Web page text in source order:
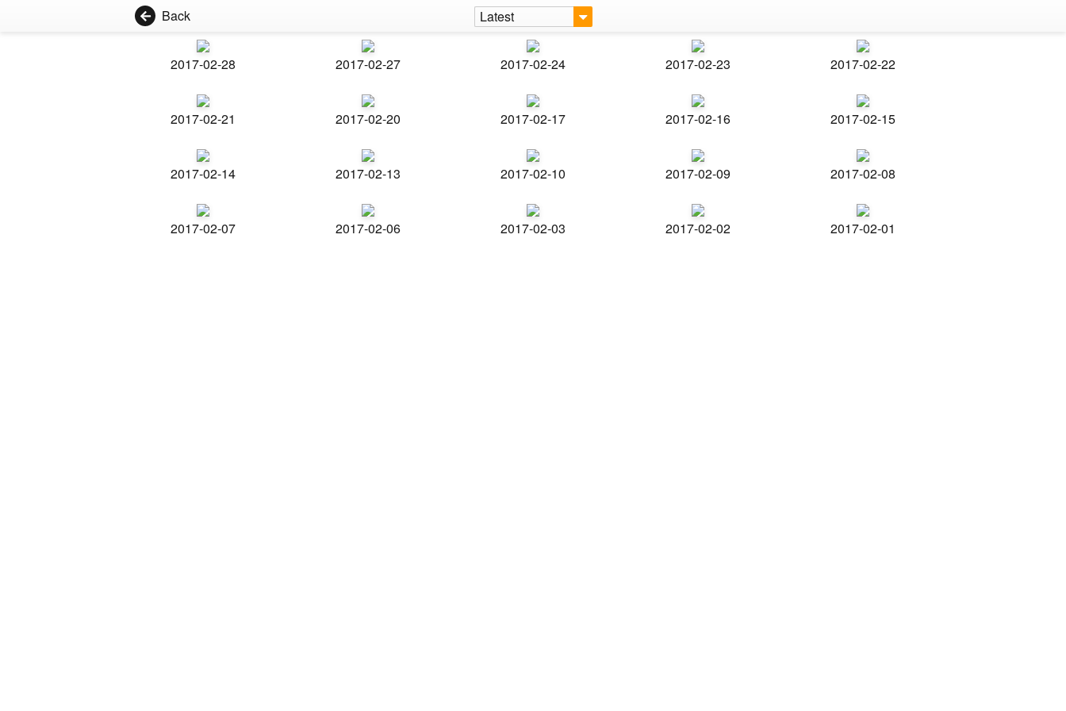
Back Latest
2017-02-28 2017-02-27 2017-02-24 2017-02-23 2017-02-22
2017-02-21 2017-02-20 2017-02-17 2017-02-16 2017-02-15
2017-02-14 2017-02-13 2017-02-10 2017-02-09 2017-02-08
2017-02-07 2017-02-06 2017-02-03 2017-02-02 2017-02-01